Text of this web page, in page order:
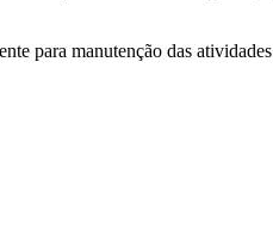
para manutenção das